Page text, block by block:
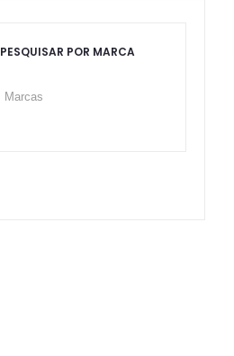
PESQUISAR POR MARCA